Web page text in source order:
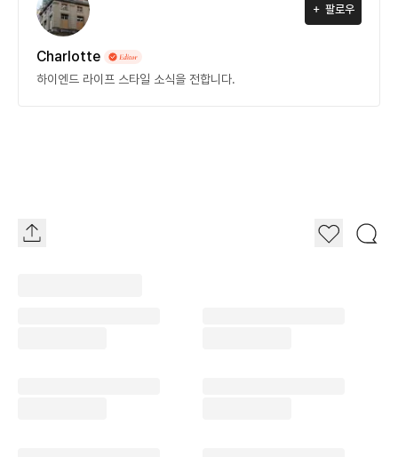
팔로우
Charlotte
하이엔드 라이프 스타일 소식을 전합니다.